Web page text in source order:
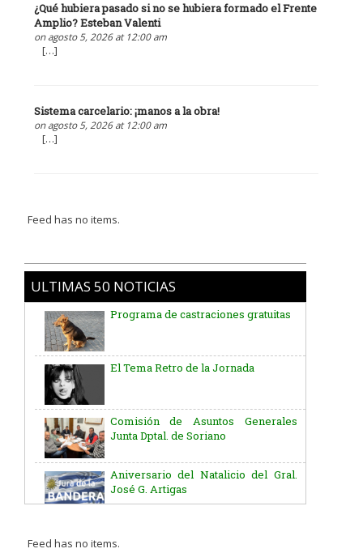
¿Qué hubiera pasado si no se hubiera formado el Frente
Amplio? Esteban Valenti
on agosto 5, 2026 at 12:00 am
[…]
Sistema carcelario: ¡manos a la obra!
on agosto 5, 2026 at 12:00 am
[…]
Feed has no items.
ULTIMAS 50 NOTICIAS
Programa de castraciones gratuitas
El Tema Retro de la Jornada
Comisión de Asuntos Generales
Junta Dptal. de Soriano
Aniversario del Natalicio del Gral.
José G. Artigas
Feed has no items.